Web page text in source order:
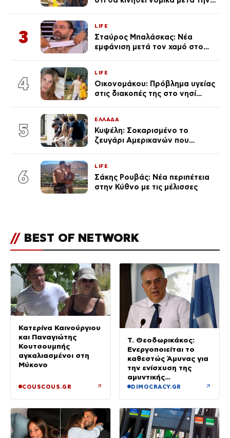
3
LIFE
Σταύρος Μπαλάσκας: Νέα
εμφάνιση μετά τον χαμό στο
4
LIFE
Οικονομάκου: Πρόβλημα υγείας
στις διακοπές της στο νησί
5
ΕΛΛΑΔΑ
Κυψέλη: Σοκαρισμένο το
ζευγάρι Αμερικανών που
6
LIFE
Σάκης Ρουβάς: Νέα περιπέτεια
στην Κύθνο με τις μέλισσες
// BEST OF NETWORK
Κατερίνα Καινούργιου
και Παναγιώτης
Κουτσουμπής
αγκαλιασμένοι στη
Μύκονο
COUSCOUS.GR ↗
Τ. Θεοδωρικάκος:
Ενεργοποιείται το
καθεστώς Άμυνας για
την ενίσχυση της
αμυντικής
βιομηχανίας
DIMOCRACY.GR ↗